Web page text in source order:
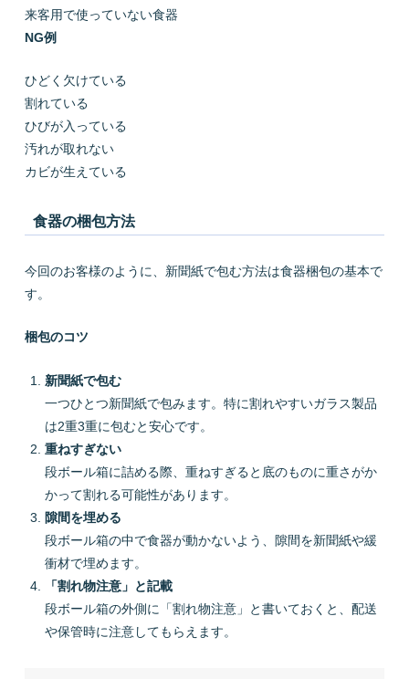
来客用で使っていない食器
NG例
ひどく欠けている
割れている
ひびが入っている
汚れが取れない
カビが生えている
食器の梱包方法
今回のお客様のように、新聞紙で包む方法は食器梱包の基本で
す。
梱包のコツ
新聞紙で包む
一つひとつ新聞紙で包みます。特に割れやすいガラス製品
は2重3重に包むと安心です。
重ねすぎない
段ボール箱に詰める際、重ねすぎると底のものに重さがか
かって割れる可能性があります。
隙間を埋める
段ボール箱の中で食器が動かないよう、隙間を新聞紙や緩
衝材で埋めます。
「割れ物注意」と記載
段ボール箱の外側に「割れ物注意」と書いておくと、配送
や保管時に注意してもらえます。